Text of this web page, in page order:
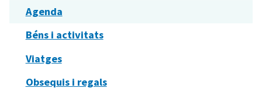
Agenda
Béns i activitats
Viatges
Obsequis i regals